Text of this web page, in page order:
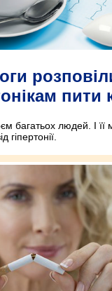
пити
багатьох людей. І її
гіпертонії.